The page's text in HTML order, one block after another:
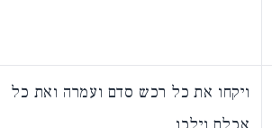
ויקחו את כל רכש סדם ועמרה ואת כל